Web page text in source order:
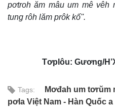
pơtroh ăm mâu um mê vêh
tung rôh lăm prôk kố''.
Tơplôu: Gương/
Tags:
Mơđah um tơrŭm
pơla Việt Nam - Hàn Quốc